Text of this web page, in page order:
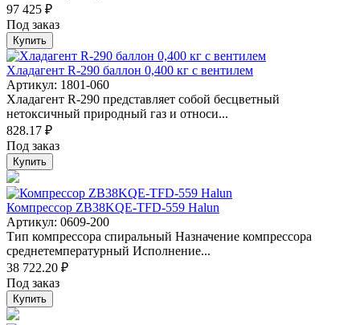
97 425 ₽
Под заказ
Купить
Хладагент R-290 баллон 0,400 кг с вентилем
Артикул: 1801-060
Хладагент R-290 представляет собой бесцветный
нетоксичный природный газ и относи...
828.17 ₽
Под заказ
Купить
Компрессор ZB38KQE-TFD-559 Halun
Артикул: 0609-200
Тип компрессора спиральный Назначение компрессора
среднетемпературный Исполнение...
38 722.20 ₽
Под заказ
Купить